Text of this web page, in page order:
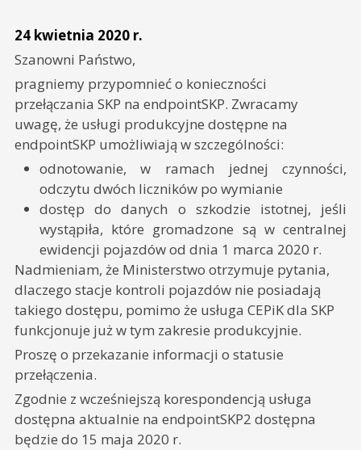
24 kwietnia 2020 r.
Szanowni Państwo,
pragniemy przypomnieć o konieczności
przełączania SKP na endpointSKP. Zwracamy
uwagę, że usługi produkcyjne dostępne na
endpointSKP umożliwiają w szczególności:
odnotowanie, w ramach jednej czynności,
odczytu dwóch liczników po wymianie
dostęp do danych o szkodzie istotnej, jeśli
wystąpiła, które gromadzone są w centralnej
ewidencji pojazdów od dnia 1 marca 2020 r.
Nadmieniam, że Ministerstwo otrzymuje pytania,
dlaczego stacje kontroli pojazdów nie posiadają
takiego dostępu, pomimo że usługa CEPiK dla SKP
funkcjonuje już w tym zakresie produkcyjnie.
Proszę o przekazanie informacji o statusie
przełączenia.
Zgodnie z wcześniejszą korespondencją usługa
dostępna aktualnie na endpointSKP2 dostępna
będzie do 15 maja 2020 r.